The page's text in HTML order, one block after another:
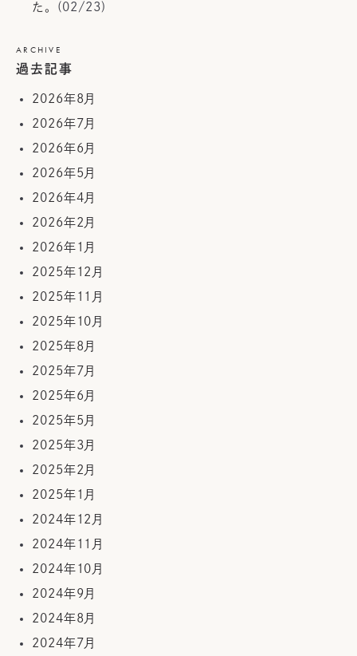
た。 (02/23)
ARCHIVE
過去記事
2026年8月
2026年7月
2026年6月
2026年5月
2026年4月
2026年2月
2026年1月
2025年12月
2025年11月
2025年10月
2025年8月
2025年7月
2025年6月
2025年5月
2025年3月
2025年2月
2025年1月
2024年12月
2024年11月
2024年10月
2024年9月
2024年8月
2024年7月